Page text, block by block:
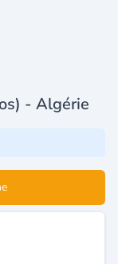
- Algérie